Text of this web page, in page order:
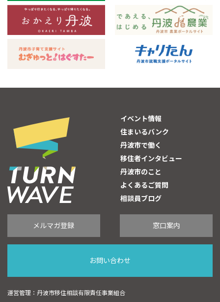
イベント情報
住まいるバンク
丹波市で働く
移住者インタビュー
丹波市のこと
よくあるご質問
相談員ブログ
メルマガ登録 窓口案内
お問い合わせ
運営管理：丹波市移住相談有限責任事業組合